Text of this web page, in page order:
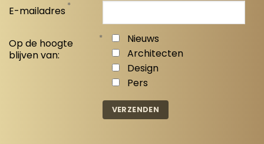
E-mailadres *
Op de hoogte
blijven van:
*
Nieuws
Architecten
Design
Pers